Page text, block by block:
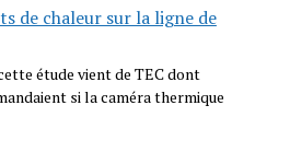
de chaleur sur la ligne de
étude vient de TEC dont
si la caméra thermique